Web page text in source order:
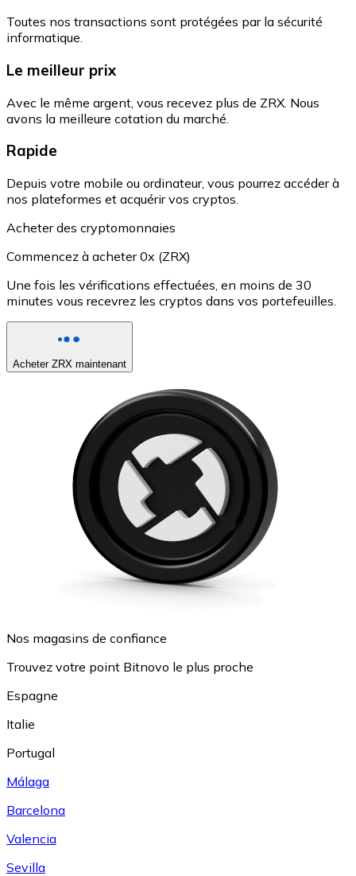
Toutes nos transactions sont protégées par la sécurité
informatique.
Le meilleur prix
Avec le même argent, vous recevez plus de ZRX. Nous
avons la meilleure cotation du marché.
Rapide
Depuis votre mobile ou ordinateur, vous pourrez accéder à
nos plateformes et acquérir vos cryptos.
Acheter des cryptomonnaies
Commencez à acheter 0x (ZRX)
Une fois les vérifications effectuées, en moins de 30
minutes vous recevrez les cryptos dans vos portefeuilles.
Acheter ZRX maintenant
Nos magasins de confiance
Trouvez votre point Bitnovo le plus proche
Espagne
Italie
Portugal
Málaga
Barcelona
Valencia
Sevilla